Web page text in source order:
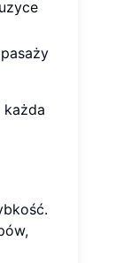
każda